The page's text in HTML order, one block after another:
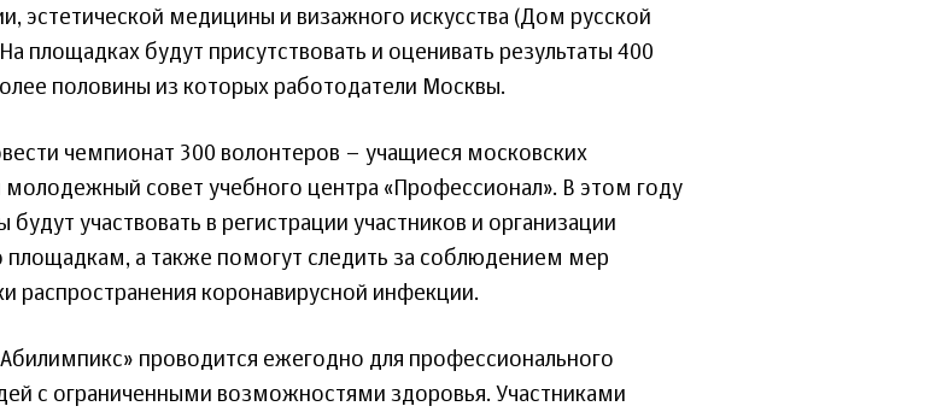
эстетической медицины и визажного искусства (Дом русской
площадках будут присутствовать и оценивать результаты 400
половины из которых работодатели Москвы.
чемпионат 300 волонтеров – учащиеся московских
совет учебного центра «Профессионал». В этом году
участвовать в регистрации участников и организации
площадкам, а также помогут следить за соблюдением мер
распространения коронавирусной инфекции.
проводится ежегодно для профессионального
с ограниченными возможностями здоровья. Участниками